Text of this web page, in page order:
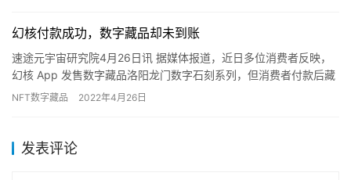
幻核付款成功，数字藏品却未到账
速途元宇宙研究院4月26日讯 据媒体报道，近日多位消费者反映，
幻核 App 发售数字藏品洛阳龙门数字石刻系列，但消费者付款后藏
品却未到账。平台方解释称藏品数量有限，付款成功并不意味…
NFT数字藏品 2022年4月26日
发表评论